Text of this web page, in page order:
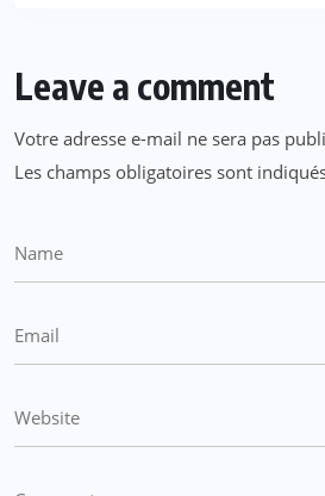
Leave a comment
Votre adresse e-mail ne sera pas
Les champs obligatoires sont